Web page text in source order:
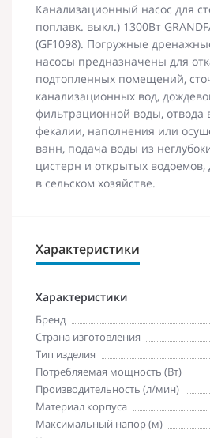
Канализационный насос для
поплавк. выкл.) 1300Вт
(GF1098). Погружные
насосы предназначены для
подтопленных помещений,
канализационных вод,
фильтрационной воды, отвода
фекалии, наполнения или
ванн, подача воды из
цистерн и открытых водоемов,
в сельском хозяйстве.
Характеристики
Характеристики
Бренд
Страна изготовления
Тип изделия
Потребляемая мощность (Вт)
Производительность (л/мин)
Материал корпуса
Максимальный напор (м)